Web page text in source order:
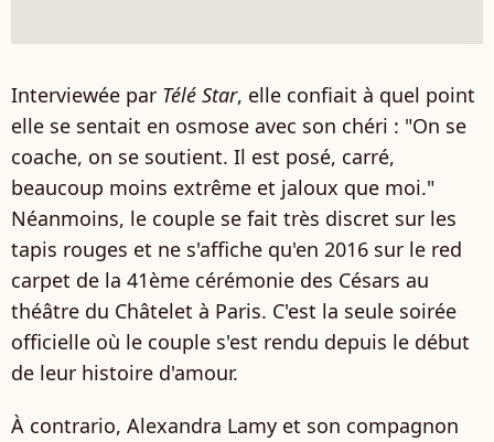
Interviewée par Télé Star, elle confiait à quel point
elle se sentait en osmose avec son chéri : "On se
coache, on se soutient. Il est posé, carré,
beaucoup moins extrême et jaloux que moi."
Néanmoins, le couple se fait très discret sur les
tapis rouges et ne s'affiche qu'en 2016 sur le red
carpet de la 41ème cérémonie des Césars au
théâtre du Châtelet à Paris. C'est la seule soirée
officielle où le couple s'est rendu depuis le début
de leur histoire d'amour.
À contrario, Alexandra Lamy et son compagnon